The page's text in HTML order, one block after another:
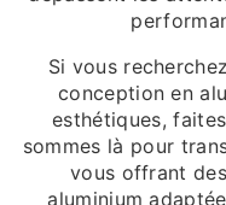
Si vous
conception en
esthétiques,
sommes là pour
vous offrant
aluminium